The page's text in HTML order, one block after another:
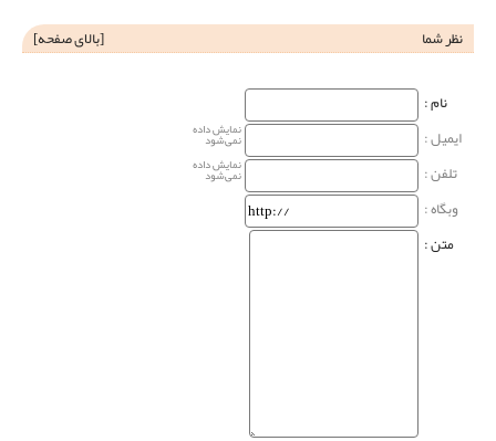
نظر شما [بالای صفحه]
نام‌ :
ایمیل :
نمایش داده
نمی‌شود
تلفن : نمایش داده
نمی‌شود
وبگاه‌ :
متن :